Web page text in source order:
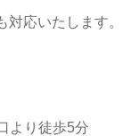
応いたします。
より徒歩5分